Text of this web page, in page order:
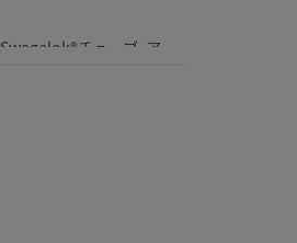
Swagelok®チューブ･ア